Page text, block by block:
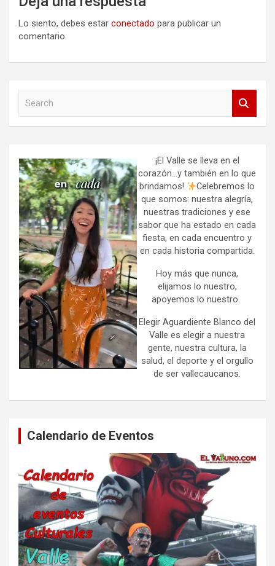
Lo siento, debes estar conectado para publicar un
comentario.
h
¡El Valle se lleva en el
corazón…y también en lo que
brindamos!
Celebremos lo
que somos: nuestra alegría,
nuestras tradiciones y ese
sabor que ha estado en cada
fiesta, en cada encuentro y
en cada historia compartida.
Hoy más que nunca,
elijamos lo nuestro,
apoyemos lo nuestro.
Elegir Aguardiente Blanco del
Valle es elegir a nuestra
gente, nuestra cultura, la
salud, el deporte y el orgullo
de ser vallecaucanos.
Calendario de Eventos